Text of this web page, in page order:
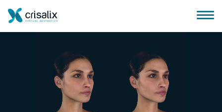
Главная хирурга